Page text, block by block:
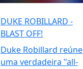
DUKE ROBILLARD -
BLAST OFF!
Duke Robillard reúne
uma verdadeira "all-